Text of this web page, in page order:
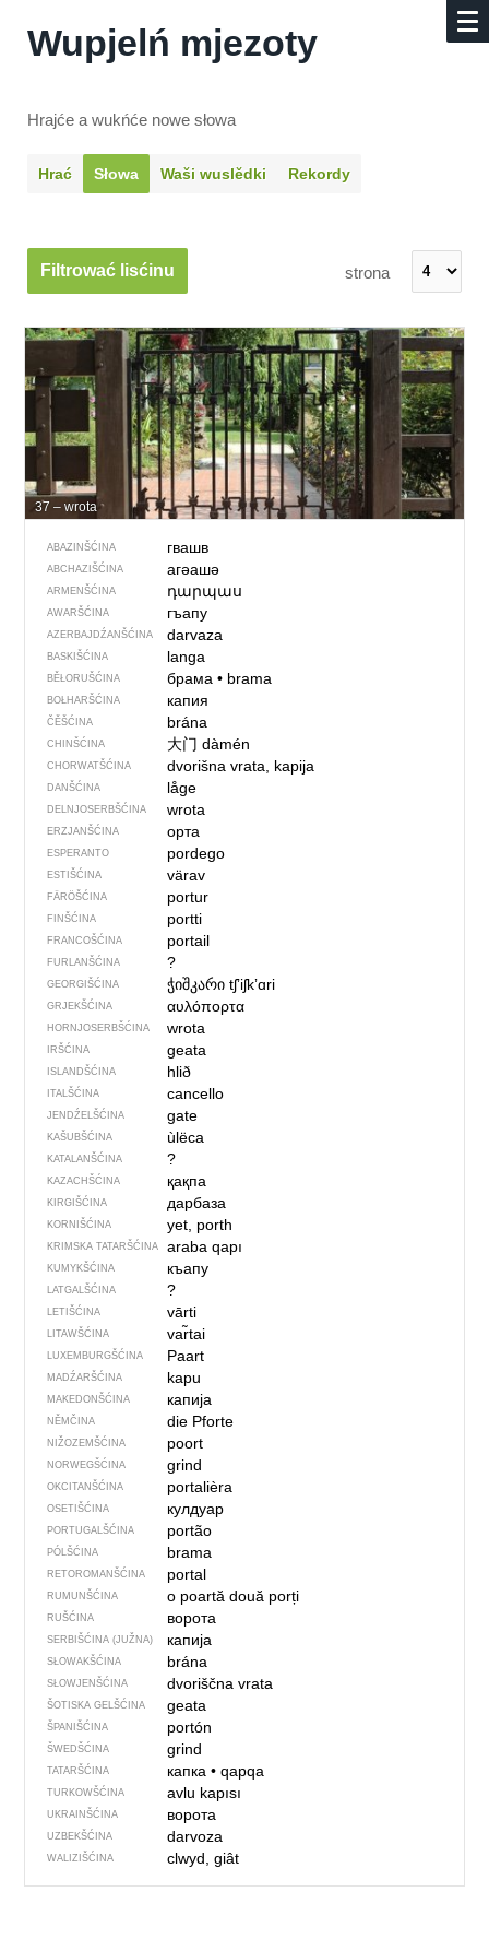
Wupjelń mjezoty
Hrajće a wukńće nowe słowa
Hrać Słowa Waši wuslědki Rekordy
Filtrować lisćinu strona
37 – wrota
ABAZINŠĆINA гвашв
ABCHAZIŠĆINA агәашә
ARMENŠĆINA դարպաս
AWARŠĆINA гъапу
AZERBAJDŹANŠĆINA darvaza
BASKIŠĆINA langa
BĚŁORUŠĆINA брама• brama
BOŁHARŠĆINA капия
ČĚŠĆINA brána
CHINŠĆINA 大门dàmén
CHORWATŠĆINA dvorišna vrata, kapija
DANŠĆINA låge
DELNJOSERBŠĆINA wrota
ERZJANŠĆINA орта
ESPERANTO pordego
ESTIŠĆINA värav
FÄRÖŠĆINA portur
FINŠĆINA portti
FRANCOŠĆINA portail
FURLANŠĆINA ?
GEORGIŠĆINA ჭიშკარიtʃʼiʃkʼɑri
GRJEKŠĆINA αυλόπορτα
HORNJOSERBŠĆINA wrota
IRŠĆINA geata
ISLANDŠĆINA hlið
ITALŠĆINA cancello
JENDŹELŠĆINA gate
KAŠUBŠĆINA ùlëca
KATALANŠĆINA ?
KAZACHŠĆINA қақпа
KIRGIŠĆINA дарбаза
KORNIŠĆINA yet, porth
KRIMSKA TATARŠĆINA araba qapı
KUMYKŠĆINA къапу
LATGALŠĆINA ?
LETIŠĆINA vārti
LITAWŠĆINA var̃tai
LUXEMBURGŠĆINA Paart
MADŹARŠĆINA kapu
MAKEDONŠĆINA капија
NĚMČINA die Pforte
NIŽOZEMŠĆINA poort
NORWEGŠĆINA grind
OKCITANŠĆINA portalièra
OSETIŠĆINA кулдуар
PORTUGALŠĆINA portão
PÓLŠĆINA brama
RETOROMANŠĆINA portal
RUMUNŠĆINA o poartădouă porți
RUŠĆINA ворота
SERBIŠĆINA (JUŽNA) капија
SŁOWAKŠĆINA brána
SŁOWJENŠĆINA dvoriščna vrata
ŠOTISKA GELŠĆINA geata
ŠPANIŠĆINA portón
ŠWEDŠĆINA grind
TATARŠĆINA капка• qapqa
TURKOWŠĆINA avlu kapısı
UKRAINŠĆINA ворота
UZBEKŠĆINA darvoza
WALIZIŠĆINA clwyd, giât